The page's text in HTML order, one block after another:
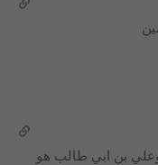
بن ابي طالب هو